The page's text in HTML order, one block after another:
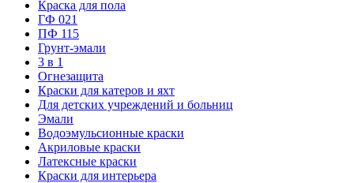
Краска для пола
ГФ 021
ПФ 115
Грунт-эмали
3 в 1
Огнезащита
Краски для катеров и яхт
Для детских учреждений и больниц
Эмали
Водоэмульсионные краски
Акриловые краски
Латексные краски
Краски для интерьера